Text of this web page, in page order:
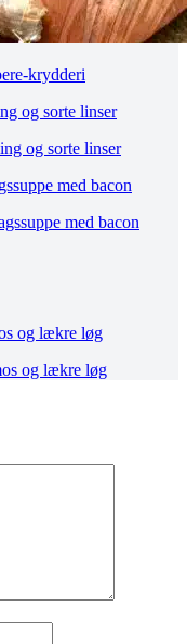
krydderi
og sorte linser
med bacon
og lækre løg